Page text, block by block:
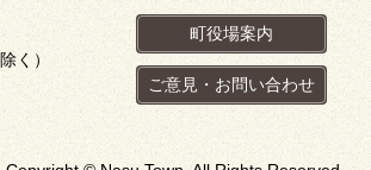
く）
町役場案内
ご意見・お問い合わせ